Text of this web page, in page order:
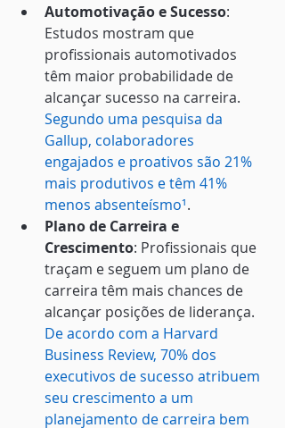
Automotivação e Sucesso:
Estudos mostram que
profissionais automotivados
têm maior probabilidade de
alcançar sucesso na carreira.
Segundo uma pesquisa da
Gallup, colaboradores
engajados e proativos são 21%
mais produtivos e têm 41%
menos absenteísmo¹.
Plano de Carreira e
Crescimento: Profissionais que
traçam e seguem um plano de
carreira têm mais chances de
alcançar posições de liderança.
De acordo com a Harvard
Business Review, 70% dos
executivos de sucesso atribuem
seu crescimento a um
planejamento de carreira bem